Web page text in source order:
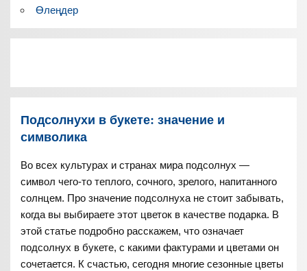
Өлеңдер
Подсолнухи в букете: значение и
символика
Во всех культурах и странах мира подсолнух —
символ чего-то теплого, сочного, зрелого, напитанного
солнцем. Про значение подсолнуха не стоит забывать,
когда вы выбираете этот цветок в качестве подарка. В
этой статье подробно расскажем, что означает
подсолнух в букете, с какими фактурами и цветами он
сочетается. К счастью, сегодня многие сезонные цветы